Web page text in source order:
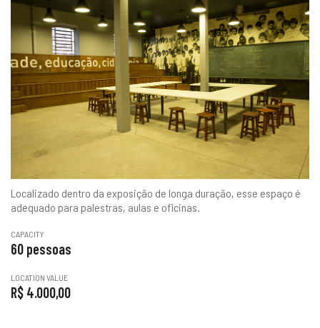
Localizado dentro da exposição de longa duração, esse espaço é
adequado para palestras, aulas e oficinas.
CAPACITY
60 pessoas
LOCATION VALUE
R$ 4.000,00